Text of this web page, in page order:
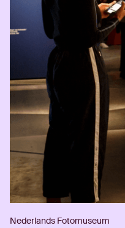
Nederlands Fotomuseum